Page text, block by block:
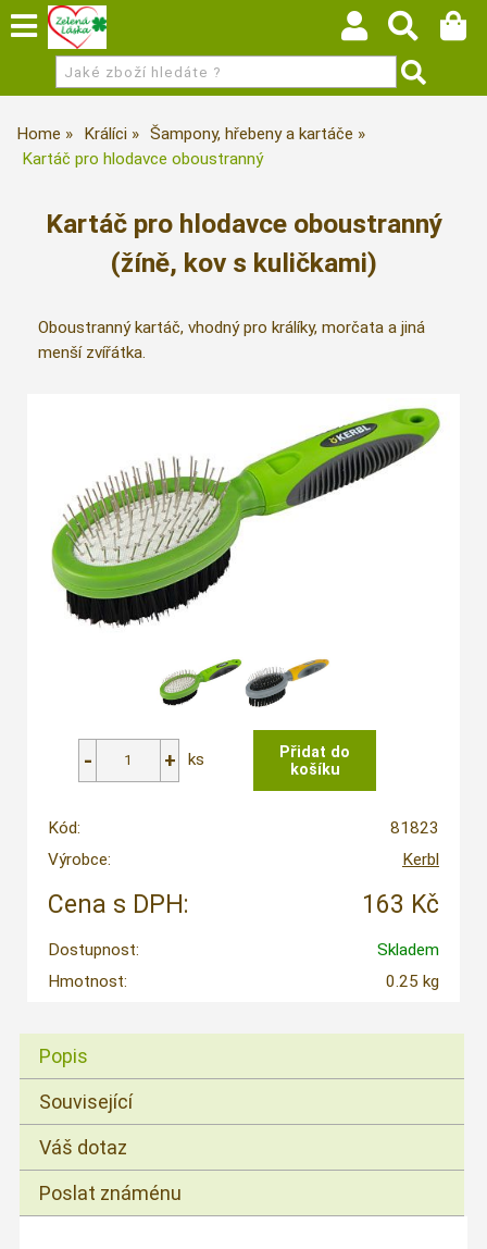
Home Králíci
Šampony, hřebeny a kartáče
Kartáč pro hlodavce oboustranný
Kartáč pro hlodavce oboustranný
(žíně, kov s kuličkami)
Oboustranný kartáč, vhodný pro králíky, morčata a jiná
menší zvířátka.
ks
Kód:
81823
Výrobce:
Kerbl
Cena s DPH: 163 Kč
Dostupnost:
Skladem
Hmotnost:
0.25 kg
Popis
Související
Váš dotaz
Poslat známénu